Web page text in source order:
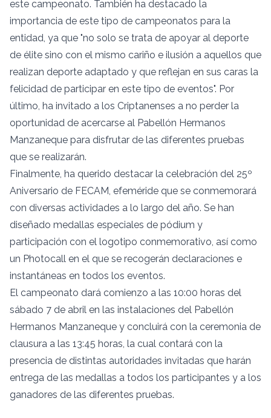
este campeonato. También ha destacado la
importancia de este tipo de campeonatos para la
entidad, ya que "no solo se trata de apoyar al deporte
de élite sino con el mismo cariño e ilusión a aquellos que
realizan deporte adaptado y que reflejan en sus caras la
felicidad de participar en este tipo de eventos". Por
último, ha invitado a los Criptanenses a no perder la
oportunidad de acercarse al Pabellón Hermanos
Manzaneque para disfrutar de las diferentes pruebas
que se realizarán.
Finalmente, ha querido destacar la celebración del 25º
Aniversario de FECAM, efeméride que se conmemorará
con diversas actividades a lo largo del año. Se han
diseñado medallas especiales de pódium y
participación con el logotipo conmemorativo, así como
un Photocall en el que se recogerán declaraciones e
instantáneas en todos los eventos.
El campeonato dará comienzo a las 10:00 horas del
sábado 7 de abril en las instalaciones del Pabellón
Hermanos Manzaneque y concluirá con la ceremonia de
clausura a las 13:45 horas, la cual contará con la
presencia de distintas autoridades invitadas que harán
entrega de las medallas a todos los participantes y a los
ganadores de las diferentes pruebas.